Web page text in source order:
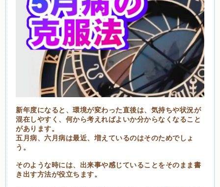
新年度になると、環境が変わった直後は、気持ちや状況が
混在しやすく、何から考えればよいか分からなくなること
があります。
五月病、六月病は最近、増えているのはそのためでしょ
う。
そのような時には、出来事や感じていることをそのまま書
き出す方法が役立ちます。